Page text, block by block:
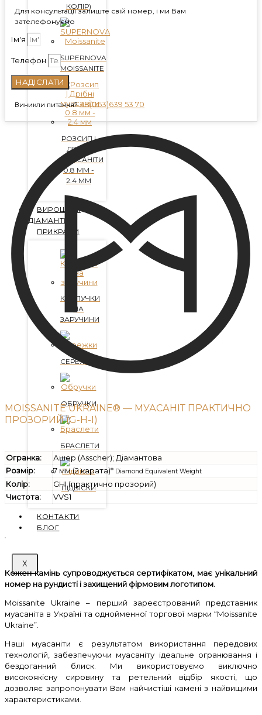
КОЛІР)
SUPERNOVA
MOISSANITE
РОЗСИП |
ДРІБНІ
МУАСАНІТИ
0.8 ММ -
2.4 ММ
ВИРОЩЕНІ
ДІАМАНТИ
ПРИКРАСИ
КАБЛУЧКИ
НА
ЗАРУЧИНИ
СЕРЕЖКИ
ОБРУЧКИ
БРАСЛЕТИ
ПІДВІСКИ
КОНТАКТИ
БЛОГ
X
Для консультації залиште свій номер, і ми Вам
зателефонуємо
Ім'я
Телефон
НАДІСЛАТИ
Виникли питання?38(063)639 53 70
MOISSANITE UKRAINE® — МУАСАНІТ ПРАКТИЧНО
ПРОЗОРИЙ (G-H-I)
Огранка:
Ашер (Asscher); Діамантова
Розмір:
7 мм (2 карата)* Diamond Equivalent Weight
Колір:
GHI (практично прозорий)
Чистота:
VVS1
Кожен камінь супроводжується сертифікатом, має унікальний
номер на рундисті і захищений фірмовим логотипом.
Moissanite Ukraine – перший зареєстрований представник
муасаніта в Україні та однойменної торгової марки “Moissanite
Ukraine”.
Наші муасаніти є результатом використання передових
технологій, забезпечуючи муасаніту ідеальне огранювання і
бездоганний блиск. Ми використовуємо виключно
високоякісну сировину та ретельний відбір якості, що
дозволяє запропонувати Вам найчистіші камені з найвищими
характеристиками.